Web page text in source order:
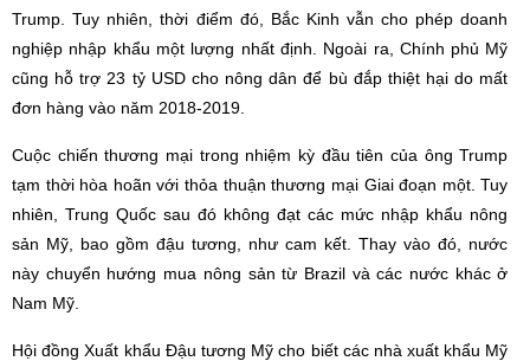
Trump. Tuy nhiên, thời điểm đó, Bắc Kinh vẫn cho phép doanh
nghiệp nhập khẩu một lượng nhất định. Ngoài ra, Chính phủ Mỹ
cũng hỗ trợ 23 tỷ USD cho nông dân để bù đắp thiệt hại do mất
đơn hàng vào năm 2018-2019.
Cuộc chiến thương mại trong nhiệm kỳ đầu tiên của ông Trump
tạm thời hòa hoãn với thỏa thuận thương mại Giai đoạn một. Tuy
nhiên, Trung Quốc sau đó không đạt các mức nhập khẩu nông
sản Mỹ, bao gồm đậu tương, như cam kết. Thay vào đó, nước
này chuyển hướng mua nông sản từ Brazil và các nước khác ở
Nam Mỹ.
Hội đồng Xuất khẩu Đậu tương Mỹ cho biết các nhà xuất khẩu Mỹ